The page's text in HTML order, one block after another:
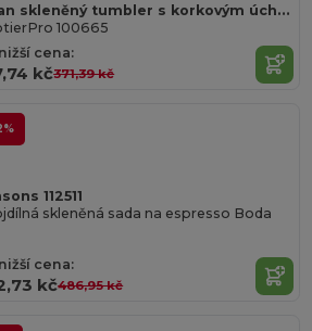
Lidan skleněný tumbler s korkovým úchopem a silikonovým víkem
100665
cena:
kč371,39 kč
112511
skleněná sada na espresso Boda
cena:
kč486,95 kč